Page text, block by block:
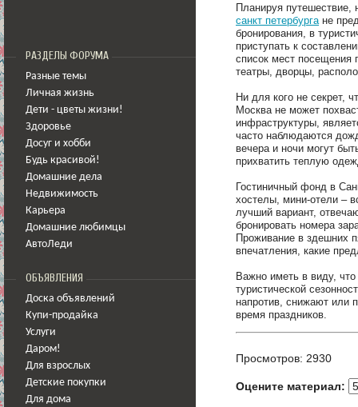
РАЗДЕЛЫ ФОРУМА
Разные темы
Личная жизнь
Дети - цветы жизни!
Здоровье
Досуг и хобби
Будь красивой!
Домашние дела
Недвижимость
Карьера
Домашние любимцы
АвтоЛеди
ОБЪЯВЛЕНИЯ
Доска объявлений
Купи-продайка
Услуги
Даром!
Для взрослых
Детские покупки
Для дома
Планируя
санкт петербурга не
бронирования, в
приступать к
список мест посещения
театры, дворцы,
Ни для кого не секрет,
Москва не может
инфраструктуры,
часто наблюдаются
вечера и ночи могут
прихватить теплую
Гостиничный фонд в
хостелы, мини-отели –
лучший вариант,
бронировать номера
Проживание в здешних
впечатления, какие
Важно иметь в виду,
туристической
напротив, снижают или
время праздников.
Просмотров: 2930
Оцените материал: